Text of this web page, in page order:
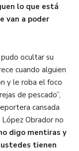
lo que está
van a poder
ocultar su
cuando alguien
y le roba el foco
de pescado”,
cansada
Obrador no
digo mentiras y
tienen